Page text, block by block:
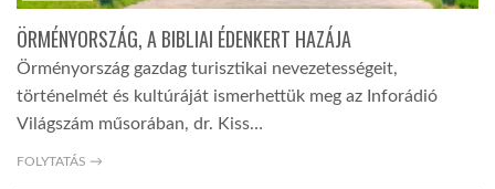
ÖRMÉNYORSZÁG, A BIBLIAI ÉDENKERT HAZÁJA
Örményország gazdag turisztikai nevezetességeit,
történelmét és kultúráját ismerhettük meg az Inforádió
Világszám műsorában, dr. Kiss…
FOLYTATÁS →